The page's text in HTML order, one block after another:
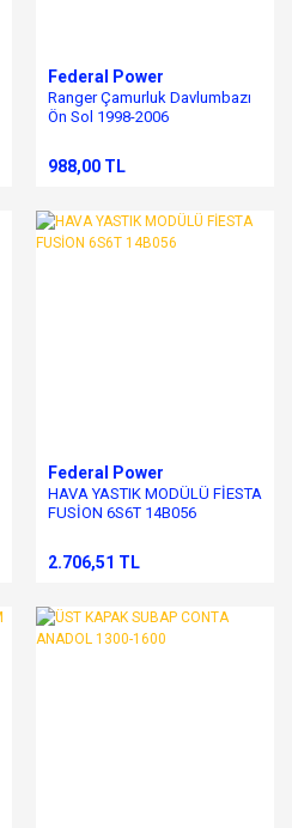
Federal Power
Ranger Çamurluk Davlumbazı
Ön Sol 1998-2006
988,00 TL
Federal Power
HAVA YASTIK MODÜLÜ FİESTA
FUSİON 6S6T 14B056
2.706,51 TL